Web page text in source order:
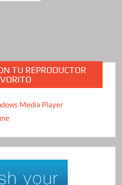
TU REPRODUCTOR